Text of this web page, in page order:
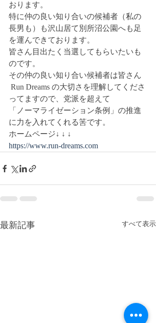
おります。
特に仲の良い知り合いの候補者（私の
長男も）も沢山居て別所沼公園へも足
を運んできております。
皆さん目出たく当選してもらいたいも
のです。
その仲の良い知り合い候補者は皆さん
ってますので、党派を超えて
「ノーマライゼーション条例」の推進
に力を入れてくれる筈です。
ホームページ↓ ↓ ↓
https://www.run-dreams.com
最新記事 すべて表示